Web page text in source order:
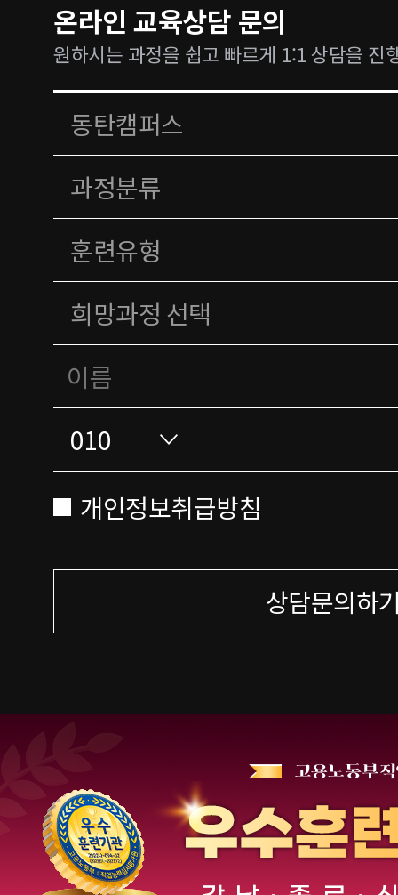
온라인 교육상담 문의
원하시는 과정을 쉽고 빠르게 1:1 상담을 진
개인정보취급방침
상담문의하